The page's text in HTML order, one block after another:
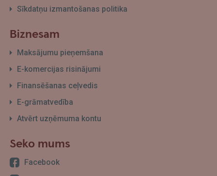
Sīkdatņu izmantošanas politika
Biznesam
Maksājumu pieņemšana
E-komercijas risinājumi
Finansēšanas ceļvedis
E-grāmatvedība
Atvērt uzņēmuma kontu
Seko mums
Facebook